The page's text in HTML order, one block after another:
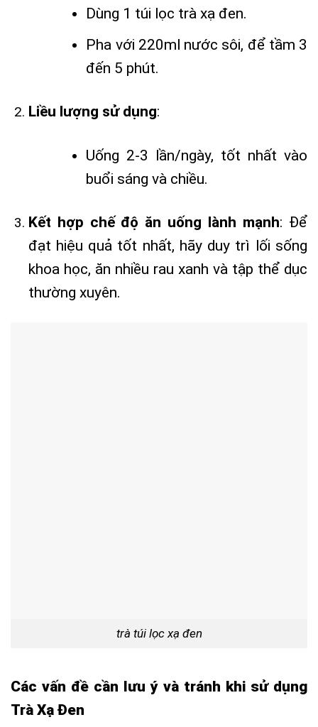
Dùng 1 túi lọc trà xạ đen.
Pha với 220ml nước sôi, để tầm 3
đến 5 phút.
Liều lượng sử dụng:
Uống 2-3 lần/ngày, tốt nhất vào
buổi sáng và chiều.
Kết hợp chế độ ăn uống lành mạnh: Để
đạt hiệu quả tốt nhất, hãy duy trì lối sống
khoa học, ăn nhiều rau xanh và tập thể dục
thường xuyên.
trà túi lọc xạ đen
Các vấn đề cần lưu ý và tránh khi sử dụng
Trà Xạ Đen